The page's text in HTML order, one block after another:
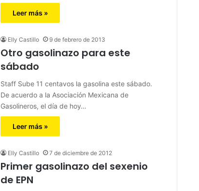
Leer más »
Elly Castillo 9 de febrero de 2013
Otro gasolinazo para este
sábado
Staff Sube 11 centavos la gasolina este sábado.
De acuerdo a la Asociación Mexicana de
Gasolineros, el día de hoy…
Leer más »
Elly Castillo 7 de diciembre de 2012
Primer gasolinazo del sexenio
de EPN